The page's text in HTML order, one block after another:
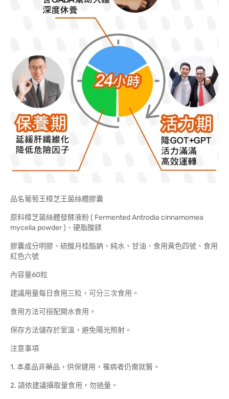
品名葡萄王樟芝王菌絲體膠囊
原料樟芝菌絲體發酵液粉 ( Fermented Antrodia cinnamomea
mycelia powder )、硬脂酸鎂
膠囊成分明膠、硫酸月桂酯鈉、純水、甘油、食用黃色四號、食用
紅色六號
內容量60粒
建議用量每日食用三粒，可分三次食用。
食用方法可搭配開水食用。
保存方法儲存於室溫，避免陽光照射。
注意事項
1. 本產品非藥品，供保健用，罹病者仍需就醫。
2. 請依建議攝取量食用，勿過量。